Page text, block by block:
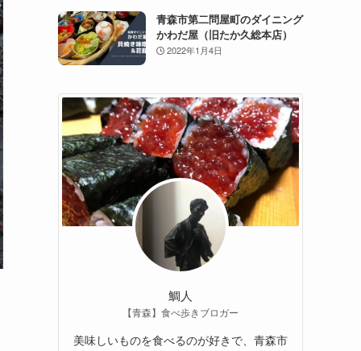
青森市第二問屋町のダイニング
かわだ屋（旧たか久総本店）
2022年1月4日
鯛人
【青森】食べ歩きブロガー
美味しいものを食べるのが好きで、青森市